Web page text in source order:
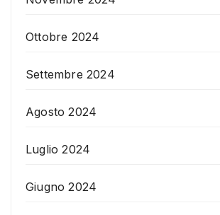
Ottobre 2024
Settembre 2024
Agosto 2024
Luglio 2024
Giugno 2024